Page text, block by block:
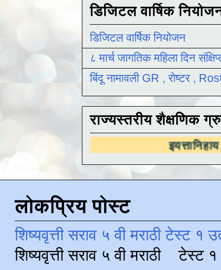
डिजिटल वार्षिक
डिजिटल वार्षिक नियोजन
८ मार्च जागतिक महिला दिन
बिंदू नामावली GR , रोष्टर ,
राज्यस्तरीय शैक्षणिक
राज्यस्तरीय
लोकप्रिय पोस्ट
शिष्यवृत्ती सराव ५ वी मराठी टेस्ट १
शिष्यवृत्ती सराव ५ वी मराठी टेस्ट